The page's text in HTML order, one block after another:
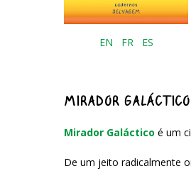
EN FR ES
MIRADOR GALÁCTICO
Mirador Galáctico é um
De um jeito radicalmente